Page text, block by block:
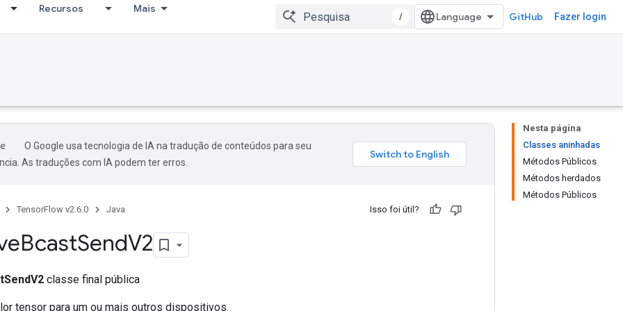
Recursos Mais
/ GitHub Fazer login
Nesta página
Classes aninhadas
Métodos Públicos
Métodos herdados
Métodos Públicos
O Google usa tecnologia de IA na tradução de conteúdos para seu
As traduções com IA podem ter erros.
TensorFlow v2.6.0 Java Isso foi útil?
BcastSendV2
classe final pública
tensor para um ou mais outros dispositivos.